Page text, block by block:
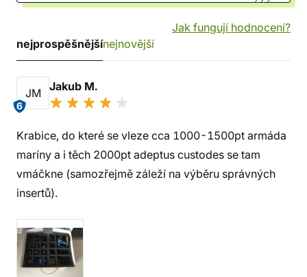
Jak fungují hodnocení?
nejprospěšnějšínejnovější
JM
6
Jakub M.
Krabice, do které se vleze cca 1000-1500pt armáda
maríny a i těch 2000pt adeptus custodes se tam
vmáčkne (samozřejmě záleží na výběru správných
insertů).